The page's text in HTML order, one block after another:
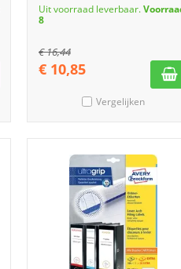
Uit voorraad leverbaar.
8
€16,44
€ 10,85
Vergelijken